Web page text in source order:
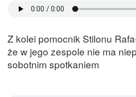
Z kolei pomocnik Stilonu
że w jego zespole nie ma
sobotnim spotkaniem